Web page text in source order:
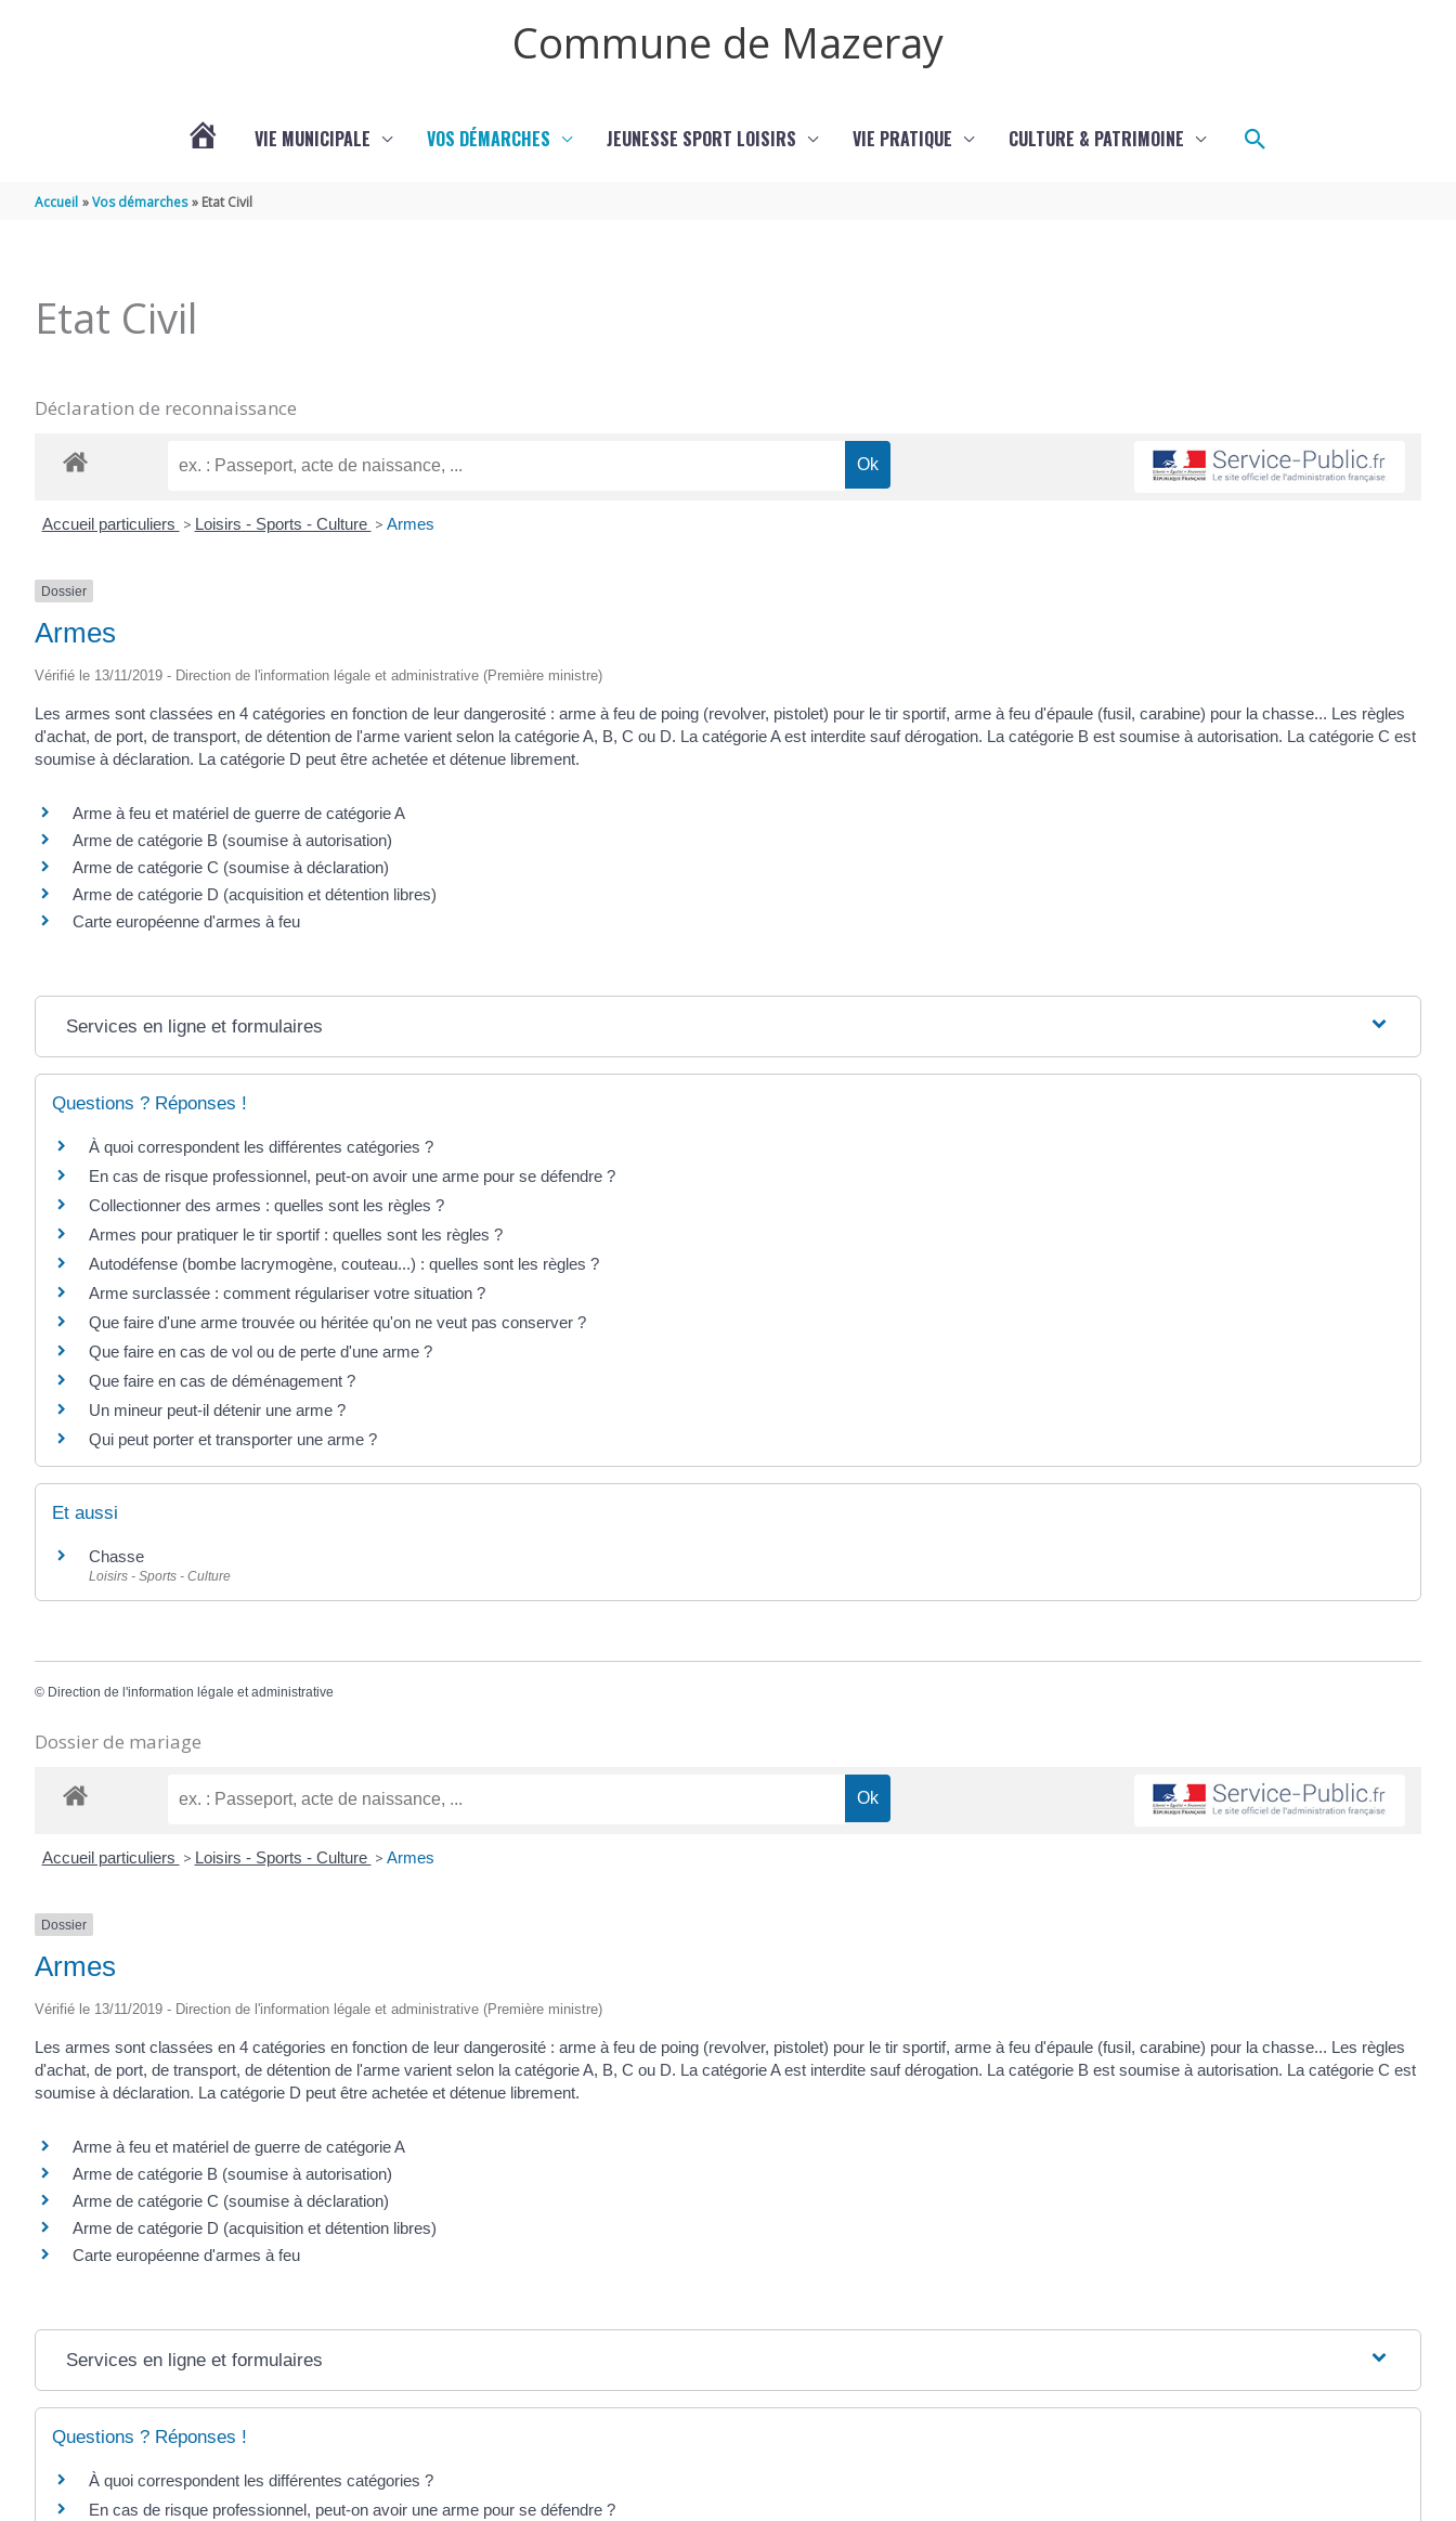
Commune de Mazeray
MAZERAY
VIE MUNICIPALE VOS DÉMARCHES JEUNESSE SPORT LOISIRS VIE PRATIQUE CULTURE & PATRIMOINE Rechercher
Accueil Vos démarches Etat Civil
Etat Civil
Déclaration de reconnaissance
Accueil particuliers > Loisirs - Sports - Culture > Armes
Dossier
Armes
Vérifié le 13/11/2019 - Direction de l'information légale et administrative (Première ministre)
Les armes sont classées en 4 catégories en fonction de leur dangerosité : arme à feu de poing (revolver, pistolet) pour le tir sportif, arme à feu d'épaule (fusil, carabine) pour la chasse... Les règles
d'achat, de port, de transport, de détention de l'arme varient selon la catégorie A, B, C ou D. La catégorie A est interdite sauf dérogation. La catégorie B est soumise à autorisation. La catégorie C est
soumise à déclaration. La catégorie D peut être achetée et détenue librement.
Arme à feu et matériel de guerre de catégorie A
Arme de catégorie B (soumise à autorisation)
Arme de catégorie C (soumise à déclaration)
Arme de catégorie D (acquisition et détention libres)
Carte européenne d'armes à feu
Services en ligne et formulaires
Questions ? Réponses !
À quoi correspondent les différentes catégories ?
En cas de risque professionnel, peut-on avoir une arme pour se défendre ?
Collectionner des armes : quelles sont les règles ?
Armes pour pratiquer le tir sportif : quelles sont les règles ?
Autodéfense (bombe lacrymogène, couteau...) : quelles sont les règles ?
Arme surclassée : comment régulariser votre situation ?
Que faire d'une arme trouvée ou héritée qu'on ne veut pas conserver ?
Que faire en cas de vol ou de perte d'une arme ?
Que faire en cas de déménagement ?
Un mineur peut-il détenir une arme ?
Qui peut porter et transporter une arme ?
Et aussi
Chasse
Loisirs - Sports - Culture
© Direction de l'information légale et administrative
Dossier de mariage
Accueil particuliers > Loisirs - Sports - Culture > Armes
Dossier
Armes
Vérifié le 13/11/2019 - Direction de l'information légale et administrative (Première ministre)
Les armes sont classées en 4 catégories en fonction de leur dangerosité : arme à feu de poing (revolver, pistolet) pour le tir sportif, arme à feu d'épaule (fusil, carabine) pour la chasse... Les règles
d'achat, de port, de transport, de détention de l'arme varient selon la catégorie A, B, C ou D. La catégorie A est interdite sauf dérogation. La catégorie B est soumise à autorisation. La catégorie C est
soumise à déclaration. La catégorie D peut être achetée et détenue librement.
Arme à feu et matériel de guerre de catégorie A
Arme de catégorie B (soumise à autorisation)
Arme de catégorie C (soumise à déclaration)
Arme de catégorie D (acquisition et détention libres)
Carte européenne d'armes à feu
Services en ligne et formulaires
Questions ? Réponses !
À quoi correspondent les différentes catégories ?
En cas de risque professionnel, peut-on avoir une arme pour se défendre ?